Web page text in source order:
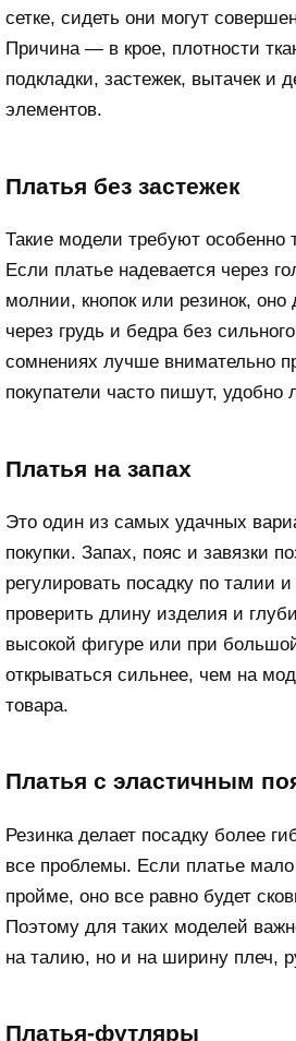
сетке, сидеть они могут
Причина — в крое, плотности
подкладки, застежек, вытачек и
элементов.
Платья без застежек
Такие модели требуют особенно
Если платье надевается через
молнии, кнопок или резинок, оно
через грудь и бедра без
сомнениях лучше внимательно
покупатели часто пишут, удобно
Платья на запах
Это один из самых удачных
покупки. Запах, пояс и завязки
регулировать посадку по талии
проверить длину изделия и
высокой фигуре или при
открываться сильнее, чем на
товара.
Платья с эластичным
Резинка делает посадку более
все проблемы. Если платье
пройме, оно все равно будет
Поэтому для таких моделей
на талию, но и на ширину плеч,
Платья-футляры